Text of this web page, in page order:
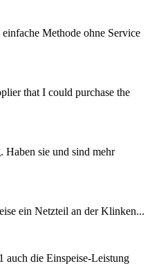
Methode ohne Service
that I could purchase the
sie und sind mehr
ein Netzteil an der Klinken...
auch die Einspeise-Leistung